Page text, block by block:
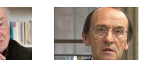
Gadrey Philippe Borrel